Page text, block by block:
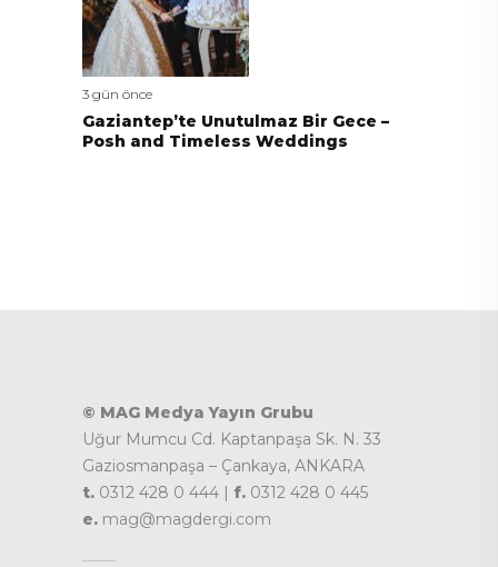
3 gün önce
Gaziantep’te Unutulmaz Bir Gece –
Posh and Timeless Weddings
© MAG Medya Yayın Grubu
Uğur Mumcu Cd. Kaptanpaşa Sk. N. 33
Gaziosmanpaşa – Çankaya, ANKARA
t. 0312 428 0 444 | f. 0312 428 0 445
e. mag@magdergi.com